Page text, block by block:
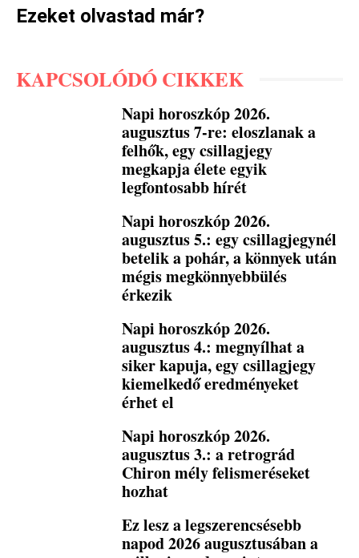
Ezeket olvastad már?
KAPCSOLÓDÓ CIKKEK
Napi horoszkóp 2026.
augusztus 7-re: eloszlanak a
felhők, egy csillagjegy
megkapja élete egyik
legfontosabb hírét
Napi horoszkóp 2026.
augusztus 5.: egy csillagjegynél
betelik a pohár, a könnyek után
mégis megkönnyebbülés
érkezik
Napi horoszkóp 2026.
augusztus 4.: megnyílhat a
siker kapuja, egy csillagjegy
kiemelkedő eredményeket
érhet el
Napi horoszkóp 2026.
augusztus 3.: a retrográd
Chiron mély felismeréseket
hozhat
Ez lesz a legszerencsésebb
napod 2026 augusztusában a